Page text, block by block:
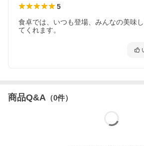
5
食卓では、いつも登場、みんなの美味
てくれます。
商品Q&A （0件）